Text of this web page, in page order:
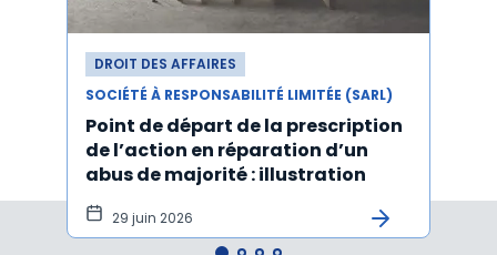
DROIT DES AFFAIRES
SOCIÉTÉ À RESPONSABILITÉ LIMITÉE (SARL)
Point de départ de la prescription
de l’action en réparation d’un
abus de majorité : illustration
29 juin 2026